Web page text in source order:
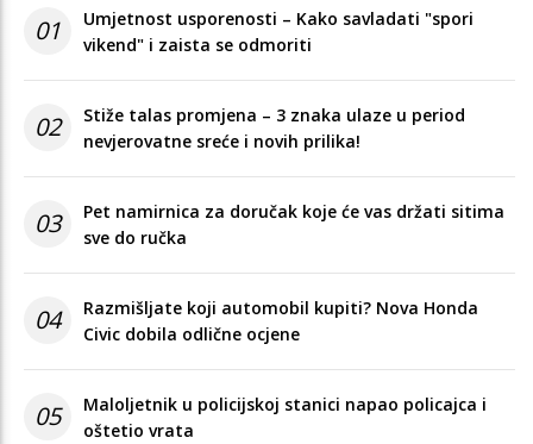
01
Umjetnost usporenosti – Kako savladati "spori
vikend" i zaista se odmoriti
02
Stiže talas promjena – 3 znaka ulaze u period
nevjerovatne sreće i novih prilika!
03
Pet namirnica za doručak koje će vas držati sitima
sve do ručka
04
Razmišljate koji automobil kupiti? Nova Honda
Civic dobila odlične ocjene
05
Maloljetnik u policijskoj stanici napao policajca i
oštetio vrata